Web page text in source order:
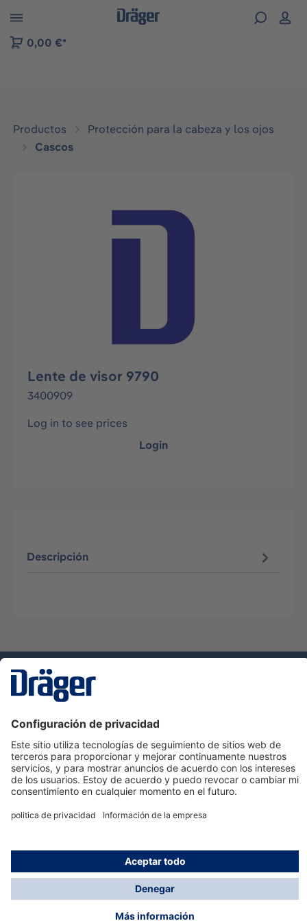
to B2B platform navigation
0,00 €*
Productos
Protección para la cabeza y los ojos
Cascos
Omitir galería de imágenes
Lente de visor 9790
3400909
Log in to see prices
Login
Descripción
Servicio de atención al cliente de Dräger
Ayuda
Información
© Dräger Hispania S.A.U., 2024
*Todos los precios no incluyen IVA y posibles gastos
de envío, salvo que indique lo contrario